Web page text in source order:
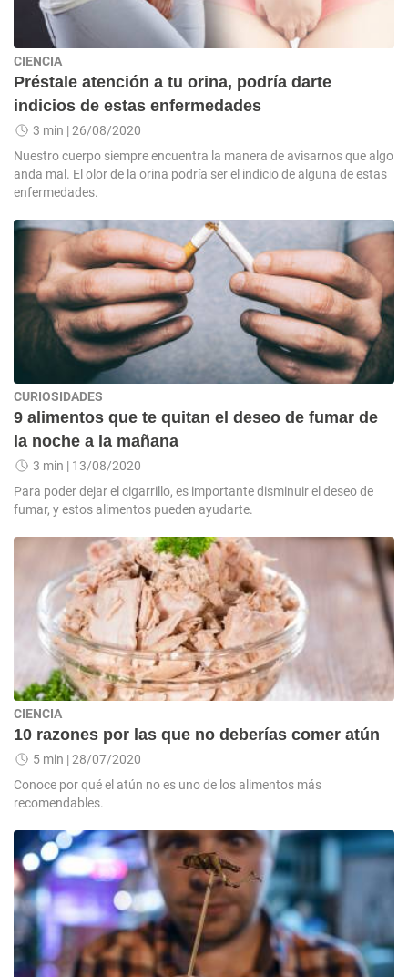
CIENCIA
Préstale atención a tu orina, podría darte
indicios de estas enfermedades
3 min | 26/08/2020
Nuestro cuerpo siempre encuentra la manera de avisarnos que algo
anda mal. El olor de la orina podría ser el indicio de alguna de estas
enfermedades.
CURIOSIDADES
9 alimentos que te quitan el deseo de fumar de
la noche a la mañana
3 min | 13/08/2020
Para poder dejar el cigarrillo, es importante disminuir el deseo de
fumar, y estos alimentos pueden ayudarte.
CIENCIA
10 razones por las que no deberías comer atún
5 min | 28/07/2020
Conoce por qué el atún no es uno de los alimentos más
recomendables.